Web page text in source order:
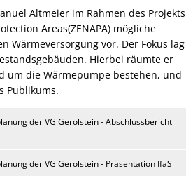
Altmeier im Rahmen des Projekts
Areas(ZENAPA) mögliche
Wärmeversorgung vor. Der Fokus lag
Hierbei räumte er
um die Wärmepumpe bestehen, und
Publikums.
der VG Gerolstein - Abschlussbericht
der VG Gerolstein - Präsentation IfaS